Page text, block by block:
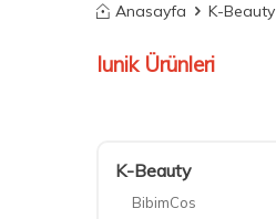
Anasayfa K-Beauty
Iunik Ürünleri
K-Beauty
BibimCos